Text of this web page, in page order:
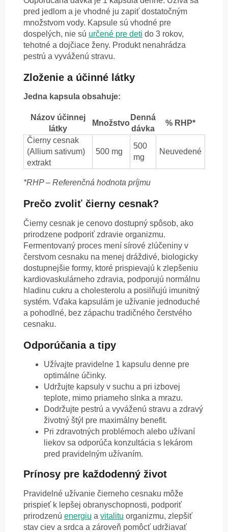
pred jedlom a je vhodné ju zapiť dostatočným
množstvom vody. Kapsule sú vhodné pre
dospelých, nie sú určené pre deti do 3 rokov,
tehotné a dojčiace ženy. Produkt nenahrádza
pestrú a vyváženú stravu.
Zloženie a účinné látky
Jedna kapsula obsahuje:
Názov účinnej
látky
Množstvo
Denná
dávka
% RHP*
Čierny cesnak
(Allium sativum)
extrakt
500 mg
500
mg
Neuvedené
*RHP – Referenčná hodnota príjmu
Prečo zvoliť čierny cesnak?
Čierny cesnak je cenovo dostupný spôsob, ako
prirodzene podporiť zdravie organizmu.
Fermentovaný proces mení sírové zlúčeniny v
čerstvom cesnaku na menej dráždivé, biologicky
dostupnejšie formy, ktoré prispievajú k zlepšeniu
kardiovaskulárneho zdravia, podporujú normálnu
hladinu cukru a cholesterolu a posilňujú imunitný
systém. Vďaka kapsulám je užívanie jednoduché
a pohodlné, bez zápachu tradičného čerstvého
cesnaku.
Odporúčania a tipy
Užívajte pravidelne 1 kapsulu denne pre
optimálne účinky.
Udržujte kapsuly v suchu a pri izbovej
teplote, mimo priameho slnka a mrazu.
Dodržujte pestrú a vyváženú stravu a zdravý
životný štýl pre maximálny benefit.
Pri zdravotných problémoch alebo užívaní
liekov sa odporúča konzultácia s lekárom
pred pravidelným užívaním.
Prínosy pre každodenný život
Pravidelné užívanie čierneho cesnaku môže
prispieť k lepšej obranyschopnosti, podporiť
prirodzenú energiu a vitalitu organizmu, zlepšiť
stav ciev a srdca a zároveň pomôcť udržiavať